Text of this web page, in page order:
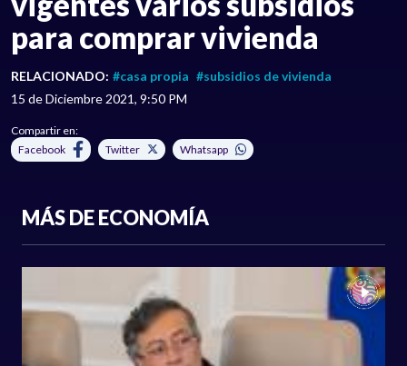
para comprar vivienda
RELACIONADO: #casa propia #subsidios de vivienda
15 de Diciembre 2021, 9:50 PM
Compartir en:
Facebook
Twitter Whatsapp
MÁS DE ECONOMÍA